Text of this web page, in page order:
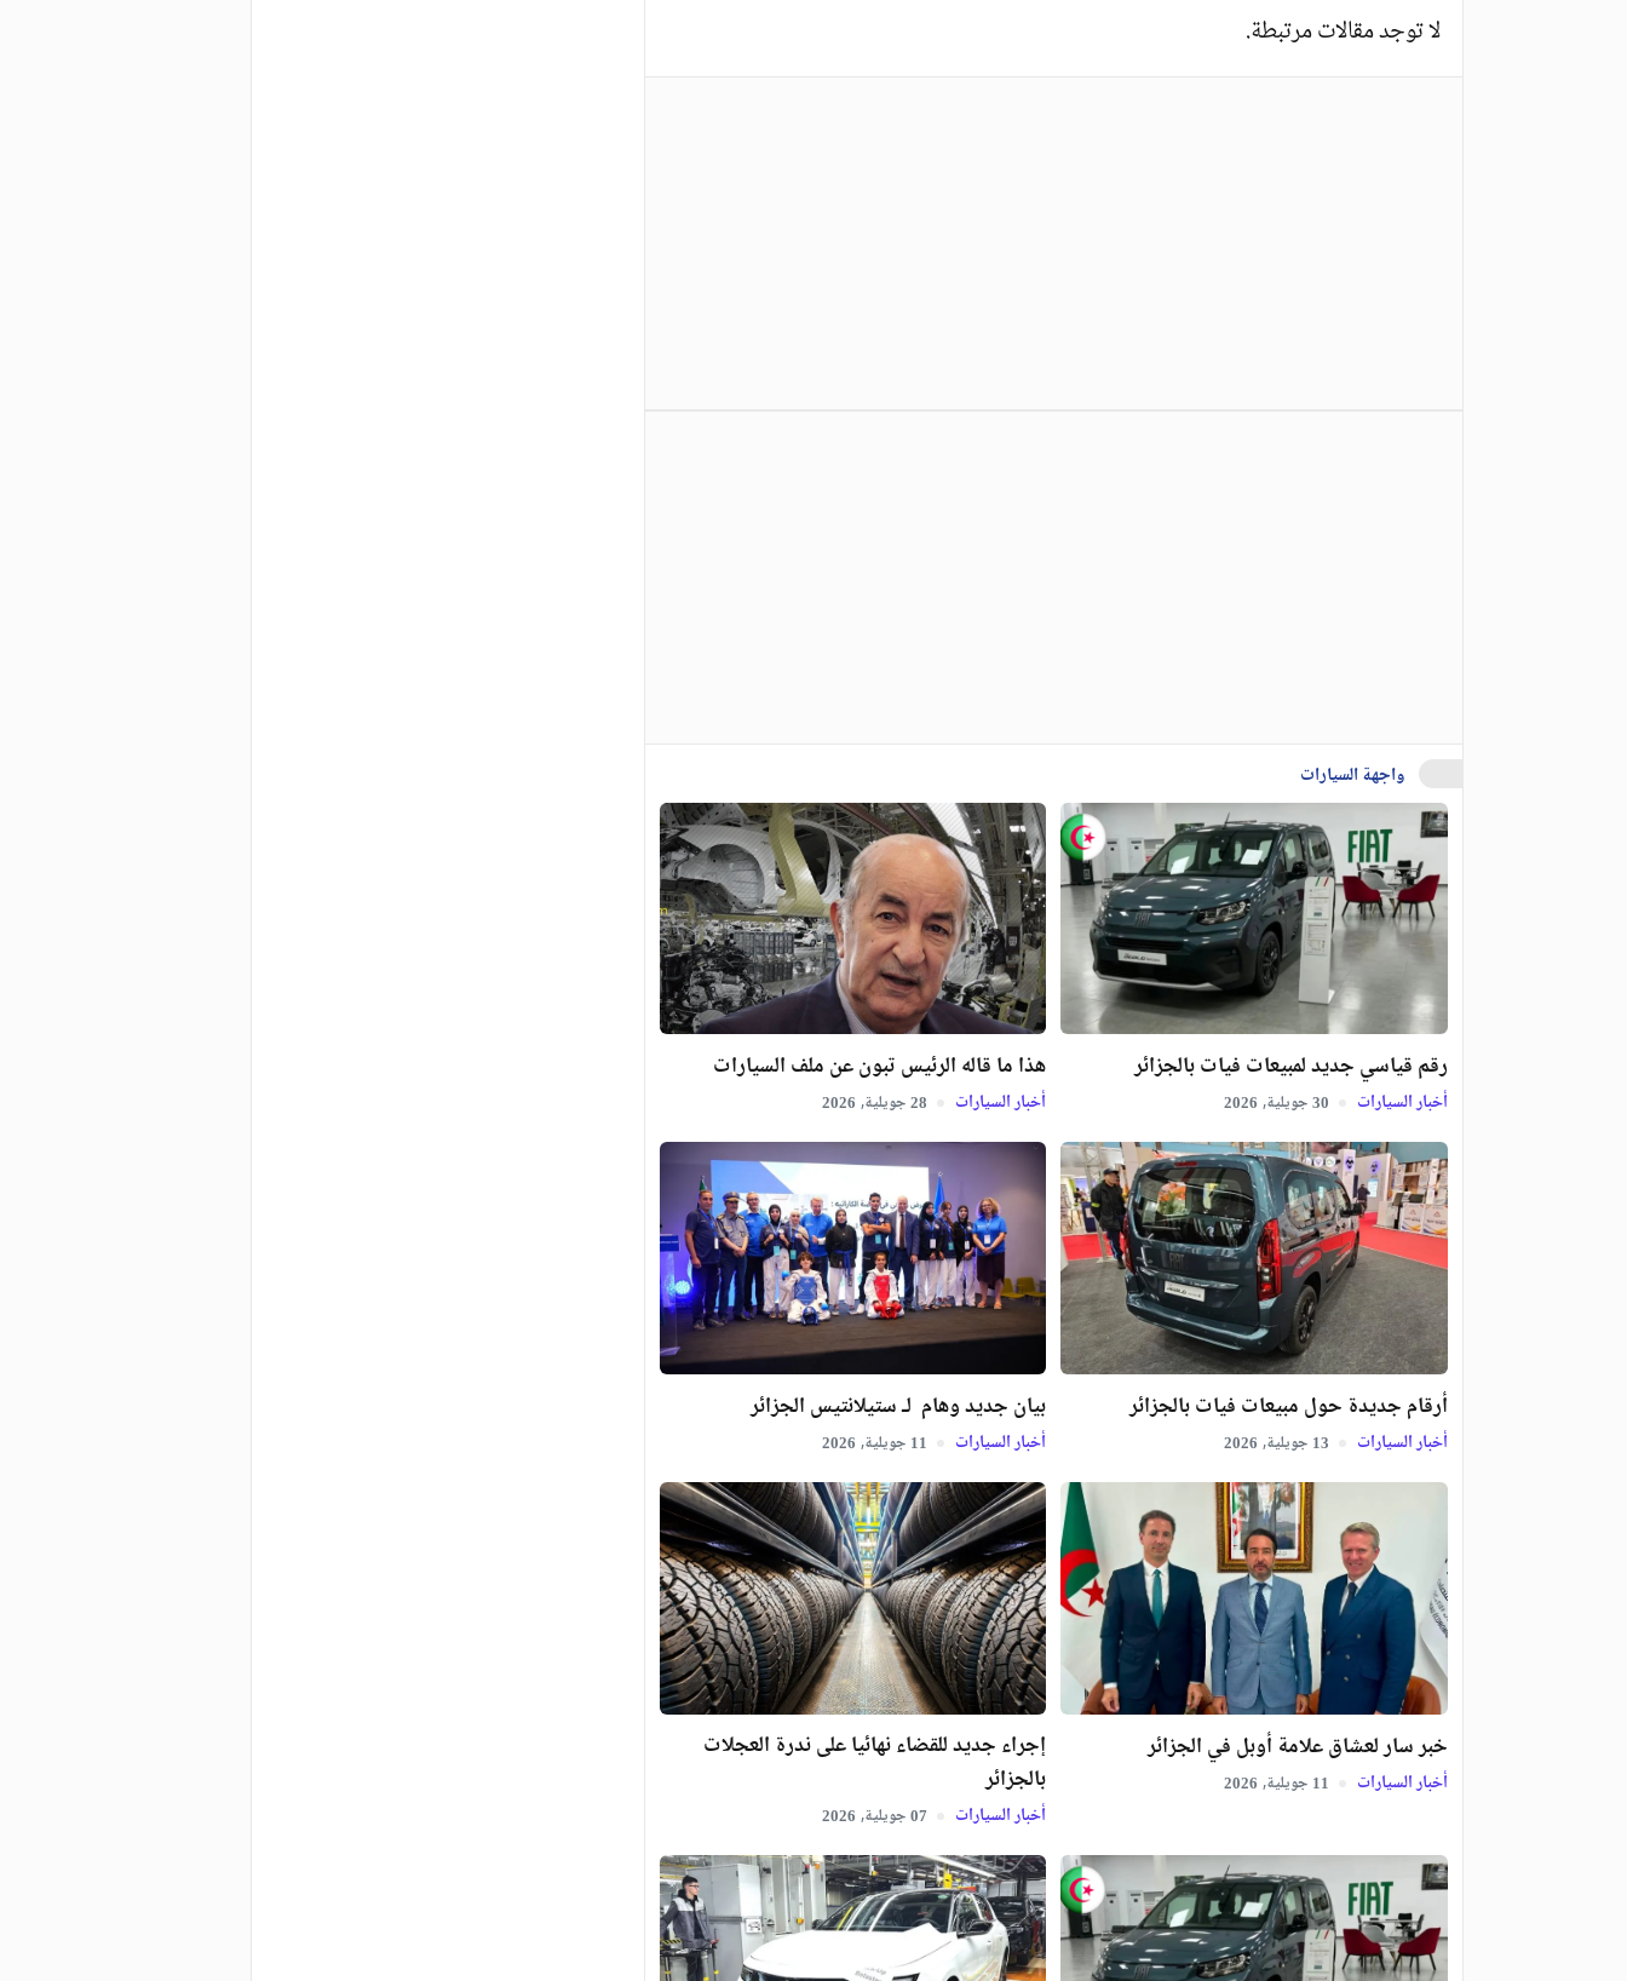
لا توجد مقالات مرتبطة.
واجهة السيارات
رقم قياسي جديد لمبيعات فيات بالجزائر
أخبار السيارات 30 جويلية, 2026
هذا ما قاله الرئيس تبون عن ملف السيارات
أخبار السيارات 28 جويلية, 2026
أرقام جديدة حول مبيعات فيات بالجزائر
أخبار السيارات 13 جويلية, 2026
بيان جديد وهام لـ ستيلانتيس الجزائر
أخبار السيارات 11 جويلية, 2026
خبر سار لعشاق علامة أوبل في الجزائر
أخبار السيارات 11 جويلية, 2026
إجراء جديد للقضاء نهائيا على ندرة العجلات
بالجزائر
أخبار السيارات 07 جويلية, 2026